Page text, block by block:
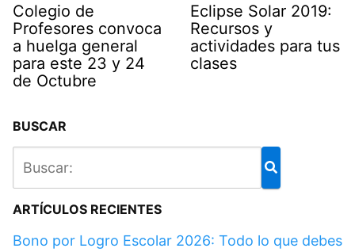
Colegio de
Profesores convoca
a huelga general
para este 23 y 24
de Octubre
Eclipse Solar 2019:
Recursos y
actividades para tus
clases
BUSCAR
ARTÍCULOS RECIENTES
Bono por Logro Escolar 2026: Todo lo que debes